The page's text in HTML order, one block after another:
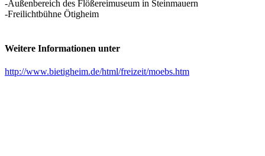
-Außenbereich des Flößereimuseum in Steinmauern
-Freilichtbühne Ötigheim
Weitere Informationen unter
http://www.bietigheim.de/html/freizeit/moebs.htm